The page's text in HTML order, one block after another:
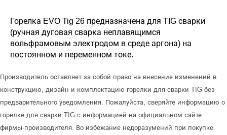
Горелка EVO Tig 26 предназначена для TIG сварки
(ручная дуговая сварка неплавящимся
вольфрамовым электродом в среде аргона) на
постоянном и переменном токе.
Производитель оставляет за собой право на внесение изменений в
конструкцию, дизайн и комплектацию горелки для сварки TIG без
предварительного уведомления. Пожалуйста, сверяйте информацию о
горелке для сварки TIG с информацией на официальном сайте
фирмы-производителя. Во избежание недоразумений при покупке